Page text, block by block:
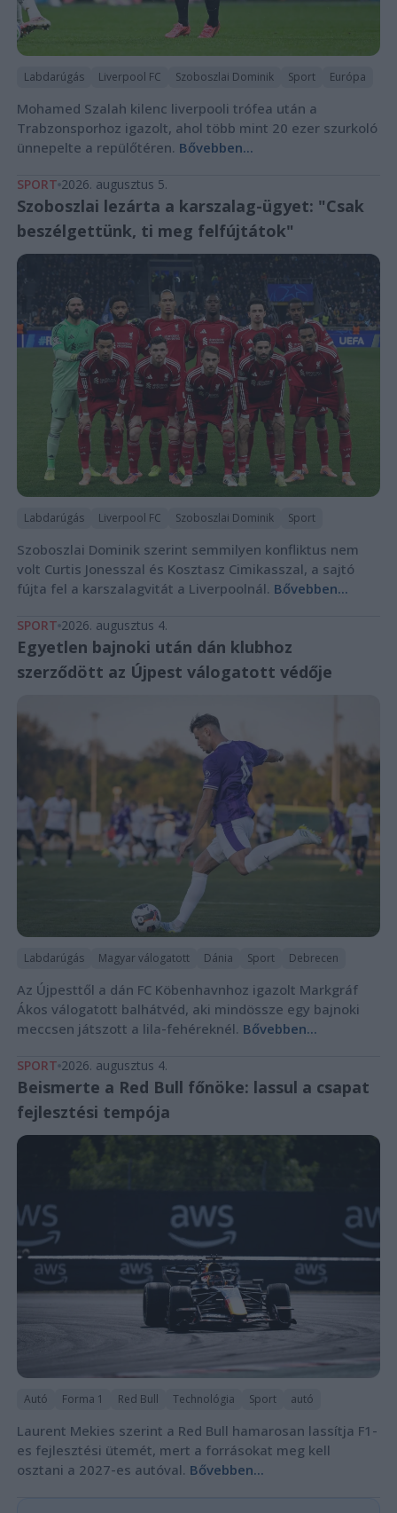
Labdarúgás Liverpool FC Szoboszlai Dominik Sport Európa
Mohamed Szalah kilenc liverpooli trófea után a
Trabzonsporhoz igazolt, ahol több mint 20 ezer szurkoló
ünnepelte a repülőtéren. Bővebben...
SPORT 2026. augusztus 5.
Szoboszlai lezárta a karszalag-ügyet: "Csak
beszélgettünk, ti meg felfújtátok"
Labdarúgás Liverpool FC Szoboszlai Dominik Sport
Szoboszlai Dominik szerint semmilyen konfliktus nem
volt Curtis Jonesszal és Kosztasz Cimikasszal, a sajtó
fújta fel a karszalagvitát a Liverpoolnál. Bővebben...
SPORT 2026. augusztus 4.
Egyetlen bajnoki után dán klubhoz
szerződött az Újpest válogatott védője
Labdarúgás Magyar válogatott Dánia Sport Debrecen
Az Újpesttől a dán FC Köbenhavnhoz igazolt Markgráf
Ákos válogatott balhátvéd, aki mindössze egy bajnoki
meccsen játszott a lila-fehéreknél. Bővebben...
SPORT 2026. augusztus 4.
Beismerte a Red Bull főnöke: lassul a csapat
fejlesztési tempója
Autó Forma 1 Red Bull Technológia Sport autó
Laurent Mekies szerint a Red Bull hamarosan lassítja F1-
es fejlesztési ütemét, mert a forrásokat meg kell
osztani a 2027-es autóval. Bővebben...